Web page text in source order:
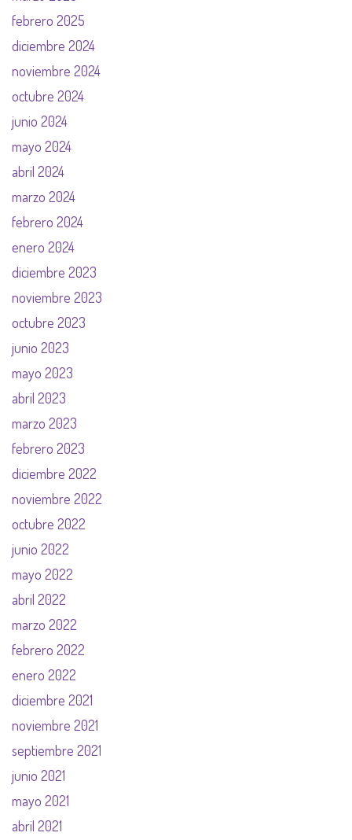
febrero 2025
diciembre 2024
noviembre 2024
octubre 2024
junio 2024
mayo 2024
abril 2024
marzo 2024
febrero 2024
enero 2024
diciembre 2023
noviembre 2023
octubre 2023
junio 2023
mayo 2023
abril 2023
marzo 2023
febrero 2023
diciembre 2022
noviembre 2022
octubre 2022
junio 2022
mayo 2022
abril 2022
marzo 2022
febrero 2022
enero 2022
diciembre 2021
noviembre 2021
septiembre 2021
junio 2021
mayo 2021
abril 2021